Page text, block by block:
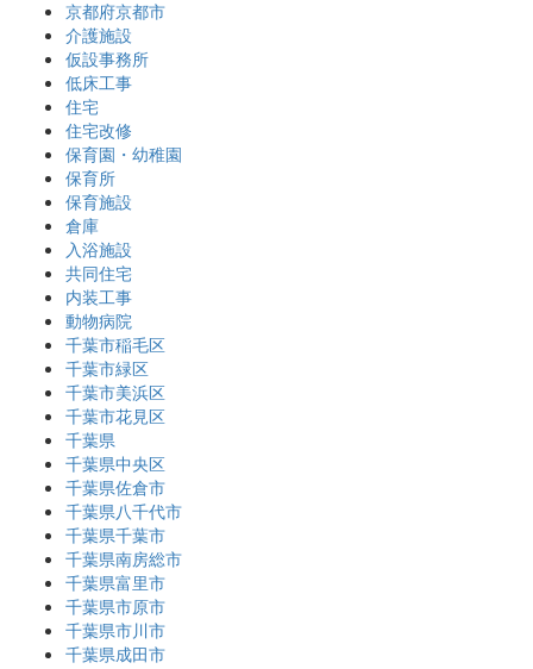
京都府京都市
介護施設
仮設事務所
低床工事
住宅
住宅改修
保育園・幼稚園
保育所
保育施設
倉庫
入浴施設
共同住宅
内装工事
動物病院
千葉市稲毛区
千葉市緑区
千葉市美浜区
千葉市花見区
千葉県
千葉県中央区
千葉県佐倉市
千葉県八千代市
千葉県千葉市
千葉県南房総市
千葉県富里市
千葉県市原市
千葉県市川市
千葉県成田市